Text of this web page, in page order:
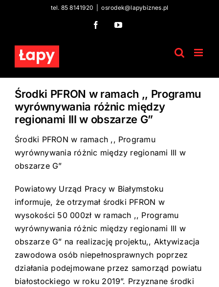
tel. 85 8141920 osrodek@lapybiznes.pl
FacebookYouTube
Środki PFRON w ramach ,, Programu
wyrównywania różnic między
regionami III w obszarze G”
Środki PFRON w ramach ,, Programu
wyrównywania różnic między regionami III w
obszarze G”
Powiatowy Urząd Pracy w Białymstoku
informuje, że otrzymał środki PFRON w
wysokości 50 000zł w ramach ,, Programu
wyrównywania różnic między regionami III w
obszarze G” na realizację projektu,, Aktywizacja
zawodowa osób niepełnosprawnych poprzez
działania podejmowane przez samorząd powiatu
białostockiego w roku 2019”. Przyznane środki